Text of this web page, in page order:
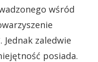
wśród
zaledwie
posiada.